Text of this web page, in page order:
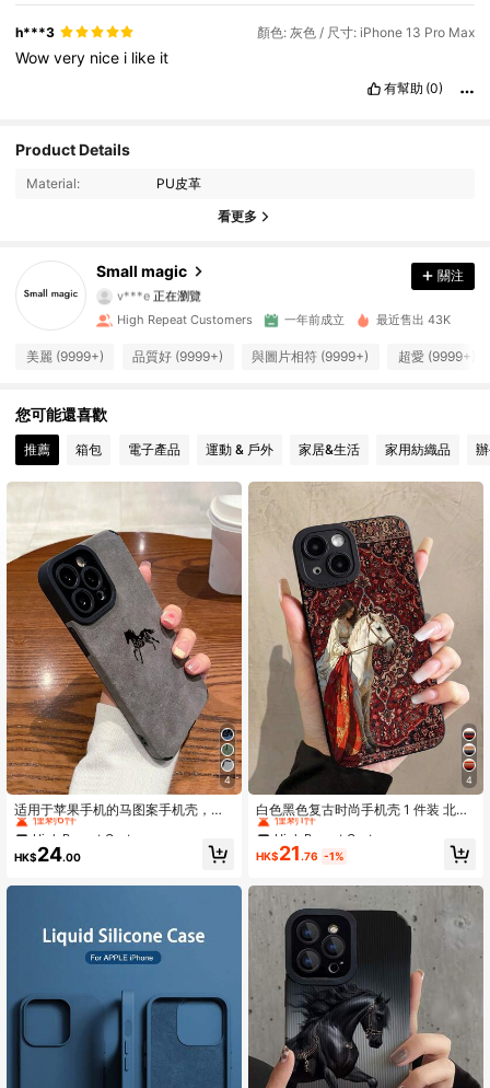
h***3 顏色: 灰色 / 尺寸: iPhone 13 Pro Max
Wowvery nice i like it
有幫助 (0)
Product Details
Material: PU皮革
看更多
Small magic
4.96
4.96
v***e 正在瀏覽
4.96
4.96 23K 追蹤者
23K 追蹤者
4.96 23K 追蹤者
4.96 23K 追蹤者
4.96 23K 追蹤者
關注
High Repeat Customers 一年前成立 最近售出 43K
美麗 (9999+) 品質好 (9999+) 與圖片相符 (9999+) 超愛 (9999+)
您可能還喜歡
推薦 箱包 電子產品 運動 & 戶外 家居&生活 家用紡織品
4
适用于苹果手机的马图案手机壳，兼
容 11、 13、Galaxy S23 Ultra，防水
防震防摔防刮。
High Repeat Customers
僅剩6件
High Repeat Customers
僅剩6件
High Repeat Customers
僅剩6件
High Repeat Customers
僅剩6件
HK$24.00
4
白色黑色复古时尚手机壳 1 件装 北欧
复古地毯女王与骏马图案 黑色猫眼全
包手机壳 兼容 11/12/13/14/15/16 Pro
Max 防水防震防摔防刮花 周年纪念礼
High Repeat Customers
僅剩1件
High Repeat Customers
僅剩1件
High Repeat Customers
僅剩1件
High Repeat Customers
僅剩1件
HK$21.76 -1%